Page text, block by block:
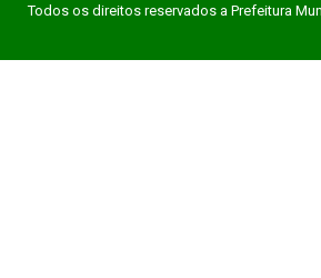
Todos os direitos reservados a Prefeitura